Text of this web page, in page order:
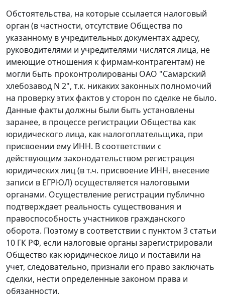
Обстоятельства, на которые ссылается налоговый
орган (в частности, отсутствие Общества по
указанному в учредительных документах адресу,
руководителями и учредителями числятся лица, не
имеющие отношения к фирмам-контрагентам) не
могли быть проконтролированы ОАО "Самарский
хлебозавод N 2", т.к. никаких законных полномочий
на проверку этих фактов у сторон по сделке не было.
Данные факты должны были быть установлены
заранее, в процессе регистрации Общества как
юридического лица, как налогоплательщика, при
присвоении ему ИНН. В соответствии с
действующим законодательством регистрация
юридических лиц (в т.ч. присвоение ИНН, внесение
записи в ЕГРЮЛ) осуществляется налоговыми
органами. Осуществление регистрации публично
подтверждает реальность существования и
правоспособность участников гражданского
оборота. Поэтому в соответствии с пунктом 3 статьи
10 ГК РФ, если налоговые органы зарегистрировали
Общество как юридическое лицо и поставили на
учет, следовательно, признали его право заключать
сделки, нести определенные законом права и
обязанности.